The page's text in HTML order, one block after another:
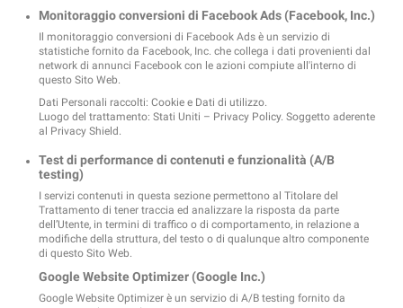
Monitoraggio conversioni di Facebook Ads (Facebook, Inc.)
Il monitoraggio conversioni di Facebook Ads è un servizio di
statistiche fornito da Facebook, Inc. che collega i dati provenienti dal
network di annunci Facebook con le azioni compiute all'interno di
questo Sito Web.
Dati Personali raccolti: Cookie e Dati di utilizzo.
Luogo del trattamento: Stati Uniti – Privacy Policy. Soggetto aderente
al Privacy Shield.
Test di performance di contenuti e funzionalità (A/B
testing)
I servizi contenuti in questa sezione permettono al Titolare del
Trattamento di tener traccia ed analizzare la risposta da parte
dell’Utente, in termini di traffico o di comportamento, in relazione a
modifiche della struttura, del testo o di qualunque altro componente
di questo Sito Web.
Google Website Optimizer (Google Inc.)
Google Website Optimizer è un servizio di A/B testing fornito da